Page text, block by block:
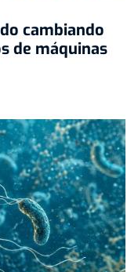
cambiando
de máquinas